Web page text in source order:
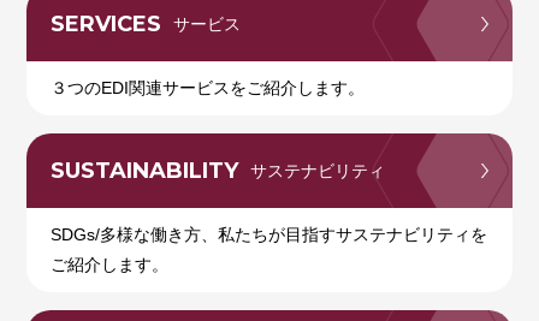
SERVICES サービス
３つのEDI関連サービスをご紹介します。
SUSTAINABILITY サステナビリティ
SDGs/多様な働き方、私たちが目指すサステナビリティを
ご紹介します。